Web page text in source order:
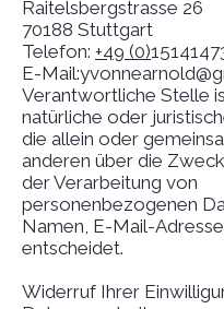
Raitelsbergstrasse 26
70188 Stuttgart
Telefon: +49 (0)
E-
Verantwortliche Stelle
natürliche oder
die allein oder
anderen über die
der Verarbeitung von
personenbezogenen
Namen, E-Mail-
entscheidet.
Widerruf Ihrer